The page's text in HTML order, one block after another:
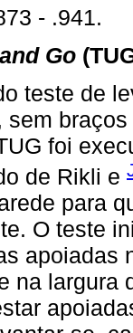
- .941.
Go
teste de
sem
foi
de Rikli e
para
O teste
apoiadas
na largura